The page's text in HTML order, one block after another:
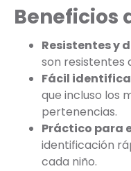
Beneficios
Resistentes y
son resistentes
Fácil
que incluso los
pertenencias.
Práctico para
identificación
cada niño.